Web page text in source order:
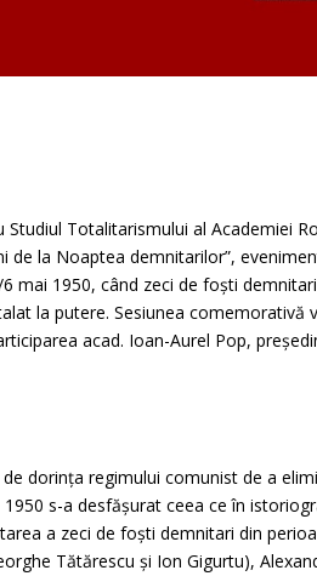
Totalitarismului al Academiei
de la Noaptea demnitarilor”,
mai 1950, când zeci de foști
la putere. Sesiunea comemorativă
acad. Ioan-Aurel Pop,
dorința regimului comunist de a
s-a desfășurat ceea ce în
a zeci de foști demnitari din
Tătărescu și Ion Gigurtu),